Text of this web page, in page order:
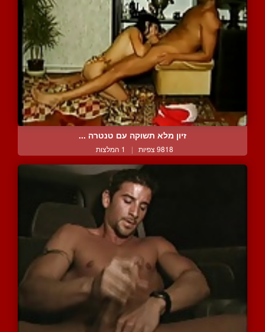
זיון מלא תשוקה עם טנטרה ...
9818 צפיות | 1 המלצות